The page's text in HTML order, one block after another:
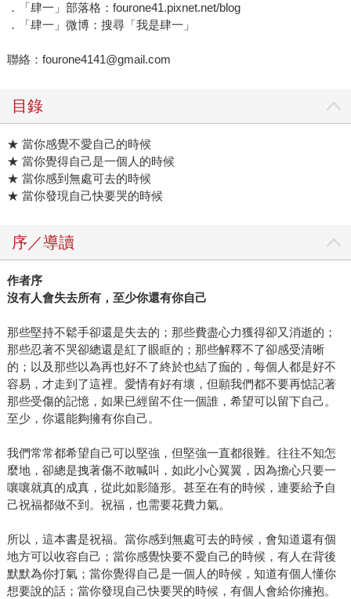
．「肆一」部落格：fourone41.pixnet.net/blog
．「肆一」微博：搜尋「我是肆一」
聯絡：fourone4141@gmail.com
目錄
★ 當你感覺不愛自己的時候
★ 當你覺得自己是一個人的時候
★ 當你感到無處可去的時候
★ 當你發現自己快要哭的時候
序／導讀
作者序
沒有人會失去所有，至少你還有你自己
那些堅持不鬆手卻還是失去的；那些費盡心力獲得卻又消逝的；
那些忍著不哭卻總還是紅了眼眶的；那些解釋不了卻感受清晰
的；以及那些以為再也好不了終於也結了痂的，每個人都是好不
容易，才走到了這裡。愛情有好有壞，但願我們都不要再惦記著
那些受傷的記憶，如果已經留不住一個誰，希望可以留下自己。
至少，你還能夠擁有你自己。
我們常常都希望自己可以堅強，但堅強一直都很難。往往不知怎
麼地，卻總是拽著傷不敢喊叫，如此小心翼翼，因為擔心只要一
嚷嚷就真的成真，從此如影隨形。甚至在有的時候，連要給予自
己祝福都做不到。祝福，也需要花費力氣。
所以，這本書是祝福。當你感到無處可去的時候，會知道還有個
地方可以收容自己；當你感覺快要不愛自己的時候，有人在背後
默默為你打氣；當你覺得自己是一個人的時候，知道有個人懂你
想要說的話；當你發現自己快要哭的時候，有個人會給你擁抱。